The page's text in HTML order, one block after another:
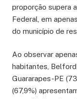
proporção supera
Federal, em
do município de
Ao observar
habitantes, Belford
Guararapes-PE
(67,9%)